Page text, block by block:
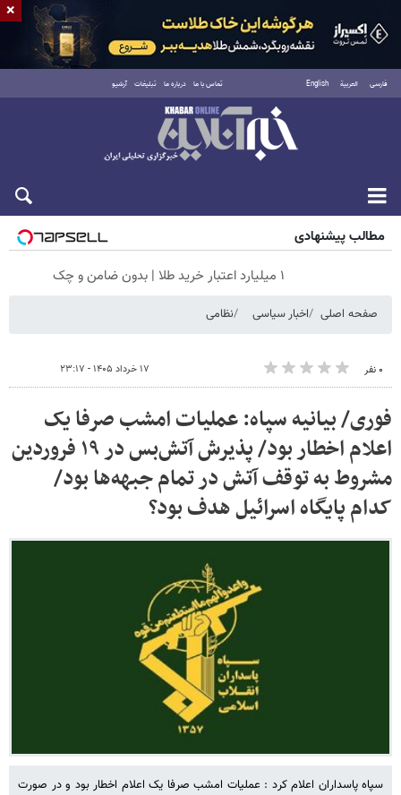
فارسی العربية English تماس با ما درباره ما تبلیغات آرشیو
شنبه ۱۷ مرداد ۱۴۰۵
مطالب پیشنهادی
۱ میلیارد اعتبار خرید طلا | بدون ضامن و چک
صفحه اصلی اخبار سیاسی نظامی
۰ نفر ۱۷ خرداد ۱۴۰۵ - ۲۳:۱۷
فوری/ بیانیه سپاه: عملیات امشب صرفا یک
اعلام اخطار بود/ پذیرش آتش‌بس در ۱۹ فروردین
مشروط به توقف آتش در تمام جبهه‌ها بود/
کدام پایگاه اسرائیل هدف بود؟
سپاه پاسداران اعلام کرد : عملیات امشب صرفا یک اعلام اخطار بود و در صورت
×